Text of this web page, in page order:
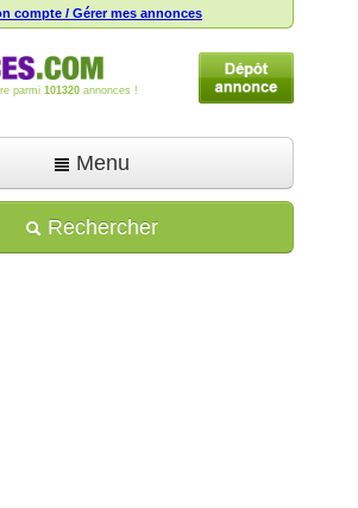
compte / Gérer mes annonces
parmi 101320 annonces !
Menu
Déposer une annonce
Rechercher